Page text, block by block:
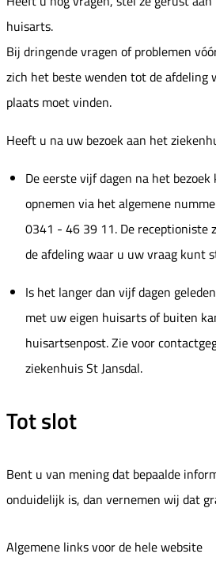
huisarts.
Bij dringende vragen of problemen
zich het beste wenden tot de afdeling
plaats moet vinden.
Heeft u na uw bezoek aan het
De eerste vijf dagen na het
opnemen via het algemene
0341 - 46 39 11. De receptioniste
de afdeling waar u uw vraag kunt
Is het langer dan vijf dagen
met uw eigen huisarts of buiten
huisartsenpost. Zie voor
ziekenhuis St Jansdal.
Tot slot
Bent u van mening dat bepaalde
onduidelijk is, dan vernemen wij dat
Algemene links voor de hele website